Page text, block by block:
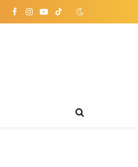
Facebook
Instagram
YouTubeTikTok